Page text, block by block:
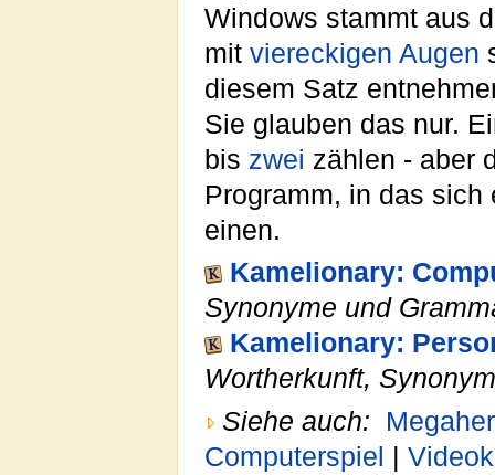
Windows stammt aus
mit viereckigen Augen
diesem Satz
Sie glauben das nur.
bis zwei zählen - aber
Programm, in das
einen.
Kamelionary:
Synonyme und
Kamelionary:
Wortherkunft,
Siehe auch:
Computerspiel |